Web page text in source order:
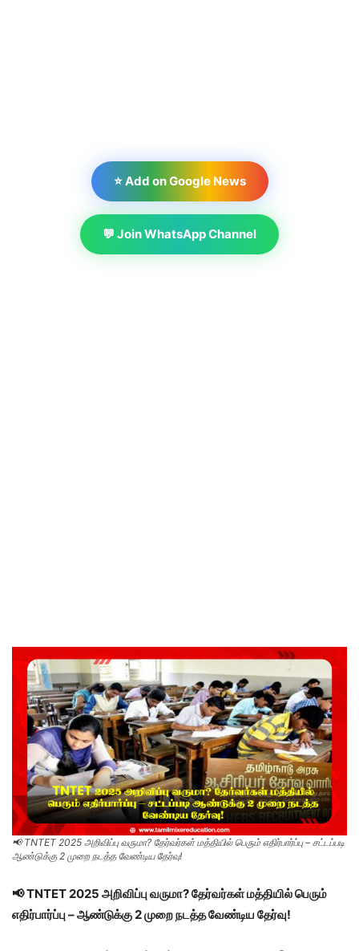
⭐ Add on Google News
💬 Join WhatsApp Channel
📢 TNTET 2025 அறிவிப்பு வருமா? தேர்வர்கள் மத்தியில் பெரும் எதிர்பார்ப்பு – சட்டப்படி
ஆண்டுக்கு 2 முறை நடத்த வேண்டிய தேர்வு!
📢 TNTET 2025 அறிவிப்பு வருமா? தேர்வர்கள் மத்தியில் பெரும்
எதிர்பார்ப்பு – ஆண்டுக்கு 2 முறை நடத்த வேண்டிய தேர்வு!